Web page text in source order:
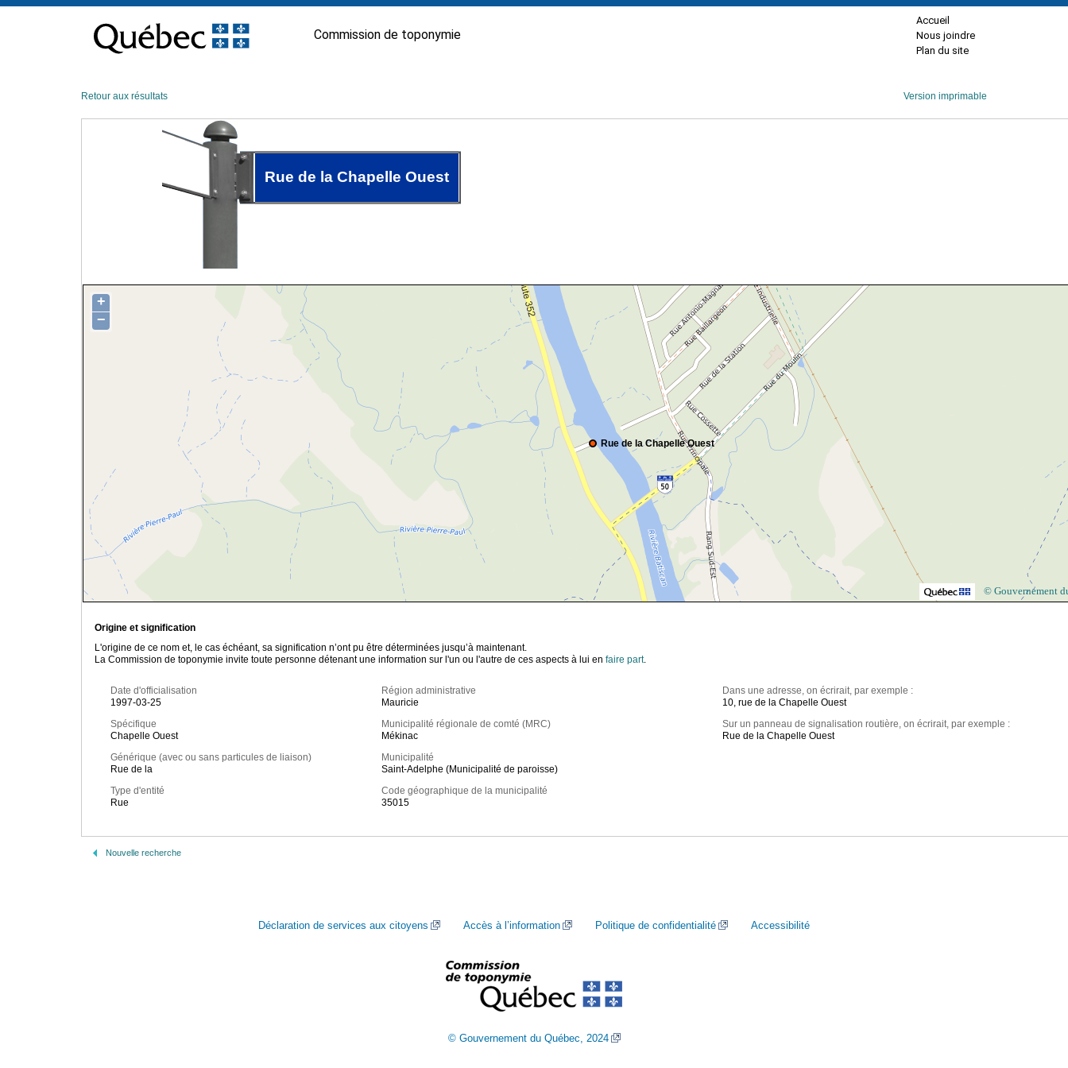
contenu
Commission de toponymie
Accueil
Nous joindre
Plan du site
Retour aux résultats Version imprimable
Rue de la Chapelle Ouest
Rue de la Chapelle Ouest
+
−
© Gouvernement
Origine et signification
L'origine de ce nom et, le cas échéant, sa signification n’ont pu être déterminées jusqu’à maintenant.
La Commission de toponymie invite toute personne détenant une information sur l'un ou l'autre de ces aspects à lui en faire part.
Date d'officialisation
1997-03-25
Spécifique
Chapelle Ouest
Générique (avec ou sans particules de liaison)
Rue de la
Type d'entité
Rue
Région administrative
Mauricie
Municipalité régionale de comté (MRC)
Mékinac
Municipalité
Saint-Adelphe (Municipalité de paroisse)
Code géographique de la municipalité
35015
Dans une adresse, on écrirait, par exemple :
10, rue de la Chapelle Ouest
Sur un panneau de signalisation routière, on écrirait, par exemple :
Rue de la Chapelle Ouest
Nouvelle recherche
Déclaration de services aux citoyens Accès à l’information Politique de confidentialité Accessibilité
© Gouvernement du Québec, 2024